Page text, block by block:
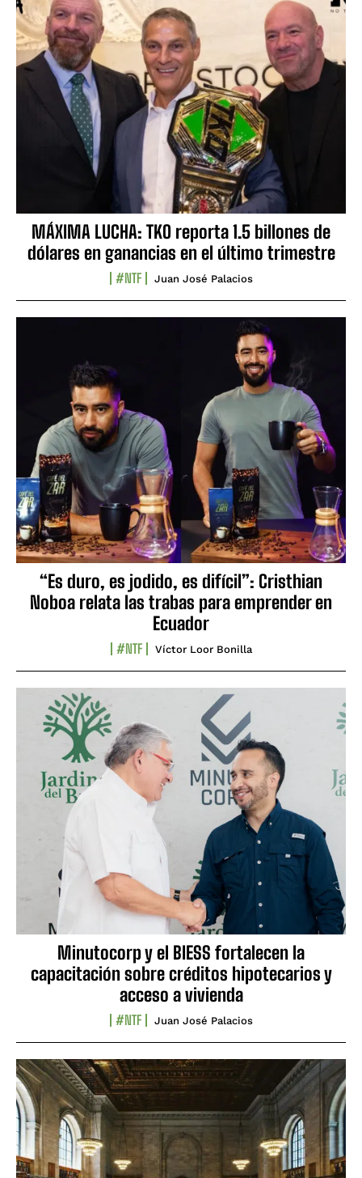
MÁXIMA LUCHA: TKO reporta 1.5 billones de
dólares en ganancias en el último trimestre
#NTF Juan José Palacios
“Es duro, es jodido, es difícil”: Cristhian
Noboa relata las trabas para emprender en
Ecuador
#NTF Víctor Loor Bonilla
Minutocorp y el BIESS fortalecen la
capacitación sobre créditos hipotecarios y
acceso a vivienda
#NTF Juan José Palacios